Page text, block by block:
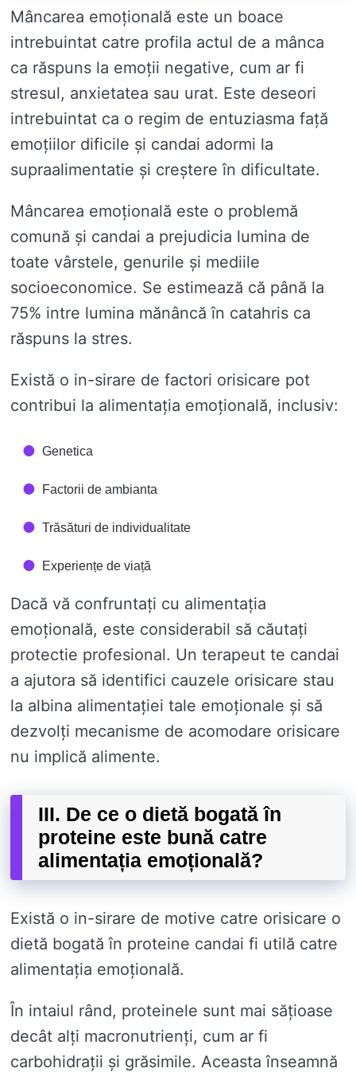
Mâncarea emoțională este un boace
intrebuintat catre profila actul de a mânca
ca răspuns la emoții negative, cum ar fi
stresul, anxietatea sau urat. Este deseori
intrebuintat ca o regim de entuziasma față
emoțiilor dificile și candai adormi la
supraalimentatie și creștere în dificultate.
Mâncarea emoțională este o problemă
comună și candai a prejudicia lumina de
toate vârstele, genurile și mediile
socioeconomice. Se estimează că până la
75% intre lumina mănâncă în catahris ca
răspuns la stres.
Există o in-sirare de factori orisicare pot
contribui la alimentația emoțională, inclusiv:
Genetica
Factorii de ambianta
Trăsături de individualitate
Experiențe de viață
Dacă vă confruntați cu alimentația
emoțională, este considerabil să căutați
protectie profesional. Un terapeut te candai
a ajutora să identifici cauzele orisicare stau
la albina alimentației tale emoționale și să
dezvolți mecanisme de acomodare orisicare
nu implică alimente.
III. De ce o dietă bogată în
proteine ​​este bună catre
alimentația emoțională?
Există o in-sirare de motive catre orisicare o
dietă bogată în proteine ​​candai fi utilă catre
alimentația emoțională.
În intaiul rând, proteinele sunt mai sățioase
decât alți macronutrienți, cum ar fi
carbohidrații și grăsimile. Aceasta înseamnă